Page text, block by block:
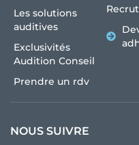
Les solutions
auditives
Exclusivités
Audition Conseil
Prendre un rdv
NOUS SUIVRE